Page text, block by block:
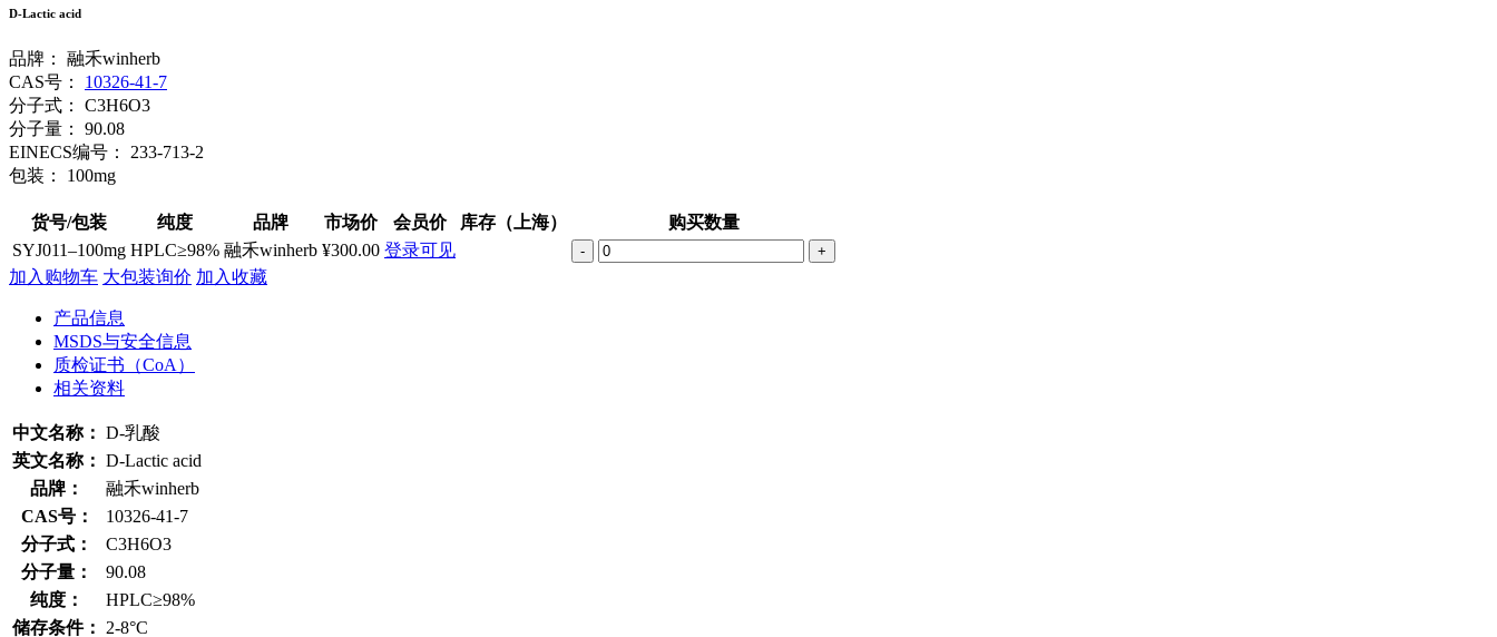
D-Lactic acid
品牌：
融禾winherb
CAS号：
10326-41-7
分子式：
C3H6O3
分子量：
90.08
EINECS编号：
233-713-2
包装：
100mg
货号/包装 纯度 品牌 市场价 会员价 库存（上海）
购买数量
SYJ011–100mg HPLC≥98% 融禾winherb ¥300.00 登录可见 - +
加入购物车 大包装询价 加入收藏
产品信息
MSDS与安全信息
质检证书（CoA）
相关资料
中文名称： D-乳酸
英文名称： D-Lactic acid
品牌：
融禾winherb
CAS号：
10326-41-7
分子式：
C3H6O3
分子量：
90.08
纯度：
HPLC≥98%
储存条件：
2-8°C